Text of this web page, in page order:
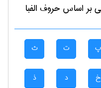
بر اساس حروف الفبا
پ ت ث
خ د ذ